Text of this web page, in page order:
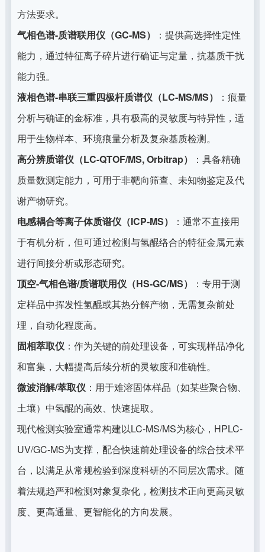
方法要求。
气相色谱-质谱联用仪（GC-MS）
：提供高选择性定性
能力，通过特征离子碎片进行确证与定量，抗基质干扰
能力强。
液相色谱-串联三重四极杆质谱仪（LC-MS/MS）
：痕量
分析与确证的金标准，具有极高的灵敏度与特异性，适
用于生物样本、环境痕量分析及复杂基质检测。
高分辨质谱仪（LC-QTOF/MS, Orbitrap）
：具备精确
质量数测定能力，可用于非靶向筛查、未知物鉴定及代
谢产物研究。
电感耦合等离子体质谱仪（ICP-MS）
：通常不直接用
于有机分析，但可通过检测与氢醌络合的特征金属元素
进行间接分析或形态研究。
顶空-气相色谱/质谱联用仪（HS-GC/MS）
：专用于测
定样品中挥发性氢醌或其热分解产物，无需复杂前处
理，自动化程度高。
固相萃取仪：作为关键的前处理设备，可实现样品净化
和富集，大幅提高后续分析的灵敏度和准确性。
微波消解/萃取仪：用于难溶固体样品（如某些聚合物、
土壤）中氢醌的高效、快速提取。
现代检测实验室通常构建以LC-MS/MS为核心，HPLC-
UV/GC-MS为支撑，配合快速前处理设备的综合技术平
台，以满足从常规检验到深度科研的不同层次需求。随
着法规趋严和检测对象复杂化，检测技术正向更高灵敏
度、更高通量、更智能化的方向发展。